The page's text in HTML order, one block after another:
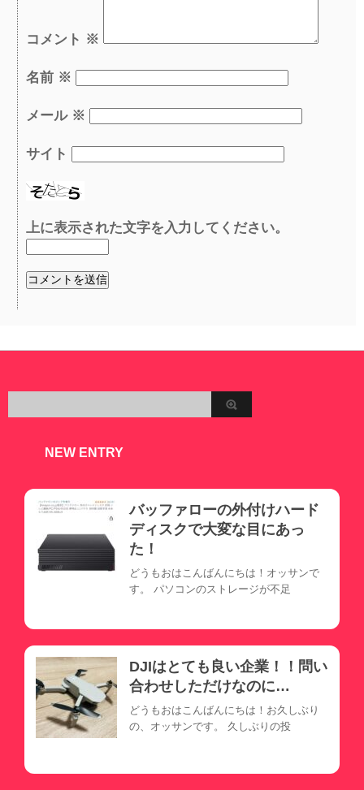
コメント ※
名前 ※
メール ※
サイト
上に表示された文字を入力してください。
NEW ENTRY
バッファローの外付けハード
ディスクで大変な目にあっ
た！
どうもおはこんばんにちは！オッサンで
す。 パソコンのストレージが不足
DJIはとても良い企業！！問い
合わせしただけなのに…
どうもおはこんばんにちは！お久しぶり
の、オッサンです。 久しぶりの投